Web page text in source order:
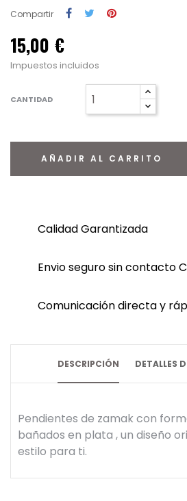
Compartir
15,00 €
Impuestos incluidos
CANTIDAD
AÑADIR AL CARRITO
Calidad Garantizada
Envio seguro sin contacto
Comunicación directa y
DESCRIPCIÓN DETALLES
Pendientes de zamak con
bañados en plata , un diseño
estilo para ti.